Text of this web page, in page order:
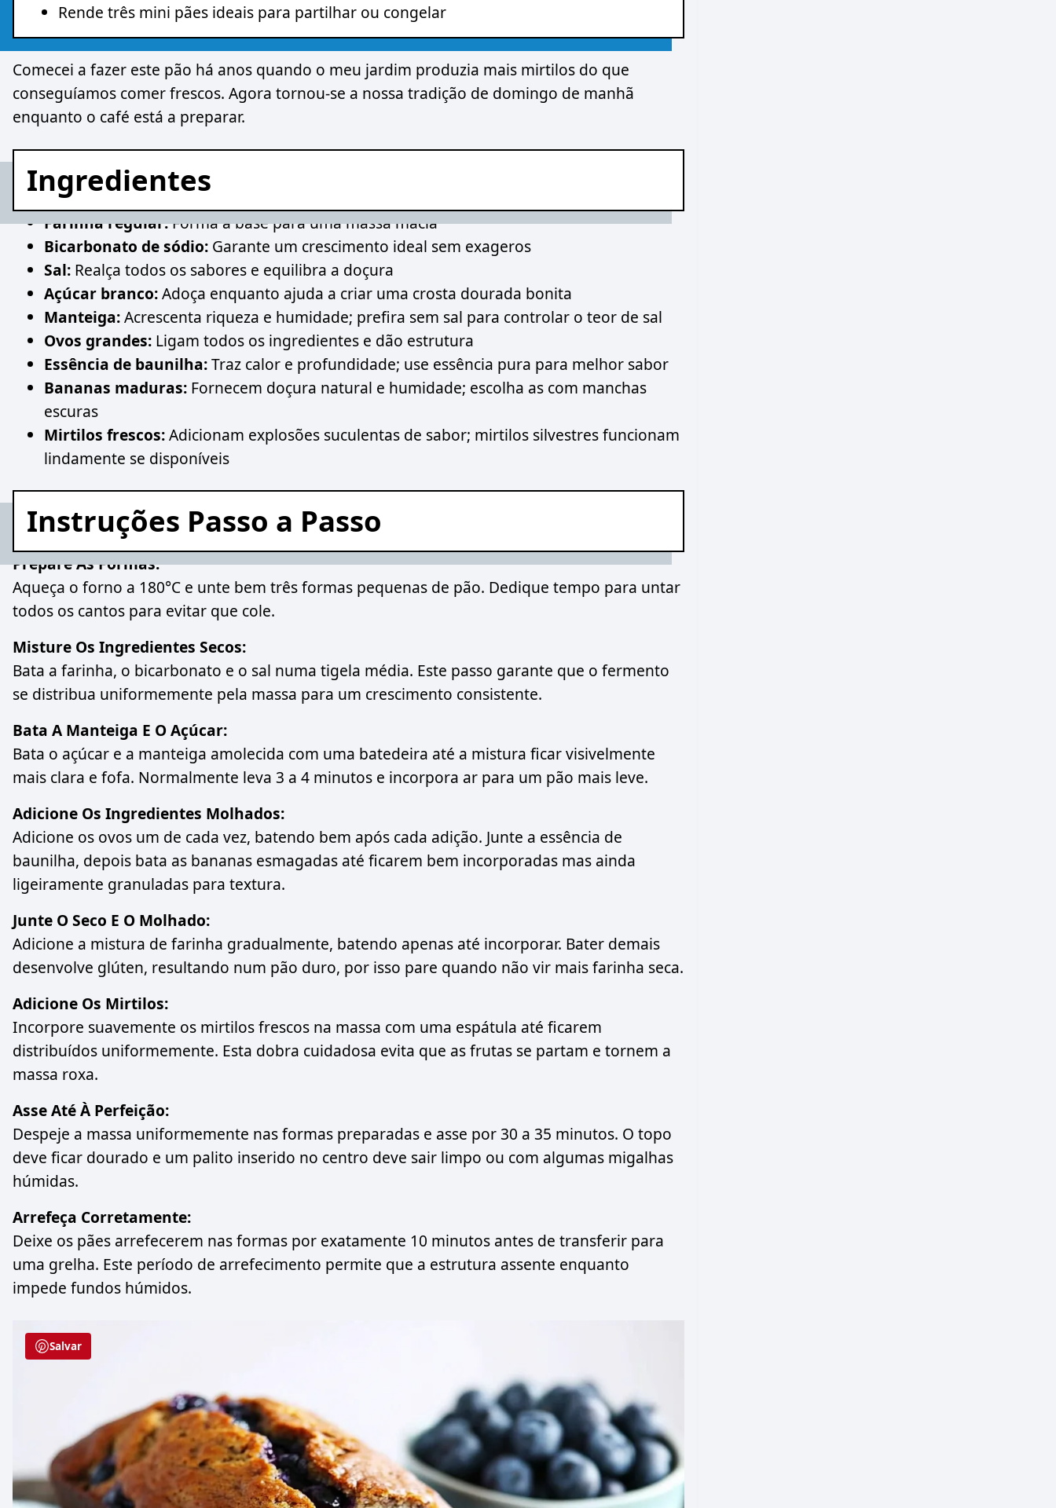
Rende três mini pães ideais para partilhar ou congelar
Comecei a fazer este pão há anos quando o meu jardim produzia mais mirtilos do que
conseguíamos comer frescos. Agora tornou-se a nossa tradição de domingo de manhã
enquanto o café está a preparar.
Ingredientes
Farinha regular:Forma a base para uma massa macia
Bicarbonato de sódio: Garante um crescimento ideal sem exageros
Sal: Realça todos os sabores e equilibra a doçura
Açúcar branco:Adoça enquanto ajuda a criar uma crosta dourada bonita
Manteiga:Acrescenta riqueza e humidade; prefira sem sal para controlar o teor de sal
Ovos grandes: Ligam todos os ingredientes e dão estrutura
Essência de baunilha:Traz calor e profundidade; use essência pura para melhor sabor
Bananas maduras: Fornecem doçura natural e humidade; escolha as com manchas
escuras
Mirtilos frescos:Adicionam explosões suculentas de sabor; mirtilos silvestres funcionam
lindamente se disponíveis
Instruções Passo a Passo
Prepare As Formas:
Aqueça o forno a 180°C e unte bem três formas pequenas de pão. Dedique tempo para untar
todos os cantos para evitar que cole.
Misture Os Ingredientes Secos:
Bata a farinha, o bicarbonato e o sal numa tigela média. Este passo garante que o fermento
se distribua uniformemente pela massa para um crescimento consistente.
Bata A Manteiga E O Açúcar:
Bata o açúcar e a manteiga amolecida com uma batedeira até a mistura ficar visivelmente
mais clara e fofa. Normalmente leva 3 a 4 minutos e incorpora ar para um pão mais leve.
Adicione Os Ingredientes Molhados:
Adicione os ovos um de cada vez, batendo bem após cada adição. Junte a essência de
baunilha, depois bata as bananas esmagadas até ficarem bem incorporadas mas ainda
ligeiramente granuladas para textura.
Junte O Seco E O Molhado:
Adicione a mistura de farinha gradualmente, batendo apenas até incorporar. Bater demais
desenvolve glúten, resultando num pão duro, por isso pare quando não vir mais farinha seca.
Adicione Os Mirtilos:
Incorpore suavemente os mirtilos frescos na massa com uma espátula até ficarem
distribuídos uniformemente. Esta dobra cuidadosa evita que as frutas se partam e tornem a
massa roxa.
Asse Até À Perfeição:
Despeje a massa uniformemente nas formas preparadas e asse por 30 a 35 minutos. O topo
deve ficar dourado e um palito inserido no centro deve sair limpo ou com algumas migalhas
húmidas.
Arrefeça Corretamente:
Deixe os pães arrefecerem nas formas por exatamente 10 minutos antes de transferir para
uma grelha. Este período de arrefecimento permite que a estrutura assente enquanto
impede fundos húmidos.
Salvar